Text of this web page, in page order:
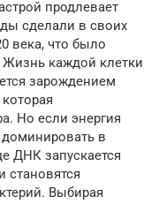
продлевает
сделали в своих
века, что было
каждой клетки
зарождением
Но если энергия
в
ДНК запускается
становятся
Выбирая